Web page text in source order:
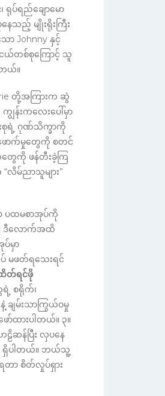
ရုပ်ရည်ချောမော
ေသည့် မျိုးရိုးကြီး
ာ Johnny နှင့်
တစ်စုကြောင့် သူ
တယ်။
တို့အကြားက ဆွဲ
ျွန်းကလေးပေါ်မှာ
စုရဲ့ ဂုဏ်သိက္ခာကို
ောက်မှုတွေကို စတင်
ေကို ဖန်တီးခဲ့ကြ
မ်ညာသူများ”
ထမစာအုပ်ကို
င့် ဒီလောက်အထိ
မှာ
မဖတ်ရသေးရင်
တ်ရင်ဖို
ရဲ့ စရိုက်၊
ျမ်းသာကြွယ်ဝမှု
ထားပါတယ်။ ၃။
ဆန်ပြီး လှပနေ
ရှိပါတယ်။ ဘယ်သူ့
ာ စိတ်လှုပ်ရှား